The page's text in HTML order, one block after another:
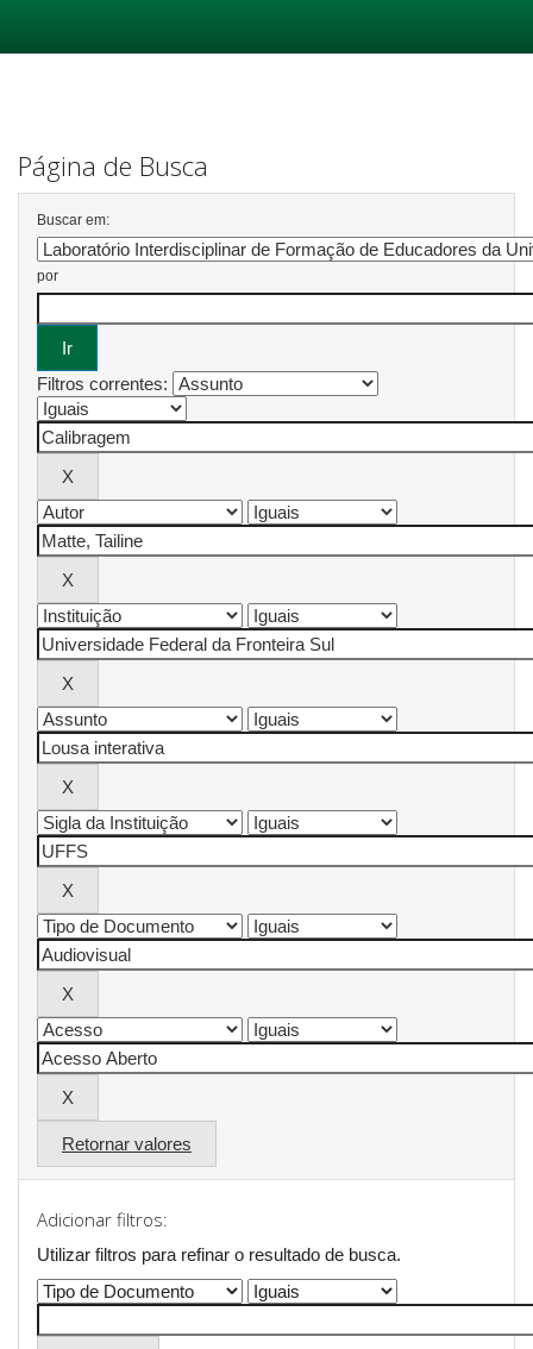
Página de Busca
Buscar em:
por
Filtros correntes:
Retornar valores
Adicionar filtros:
Utilizar filtros para refinar o resultado de busca.